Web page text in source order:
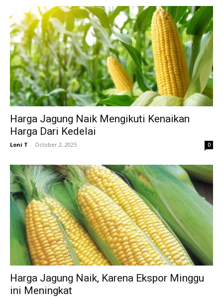
Harga Jagung Naik Mengikuti Kenaikan
Harga Dari Kedelai
Loni T - October 2, 2025 0
Harga Jagung Naik, Karena Ekspor Minggu
ini Meningkat